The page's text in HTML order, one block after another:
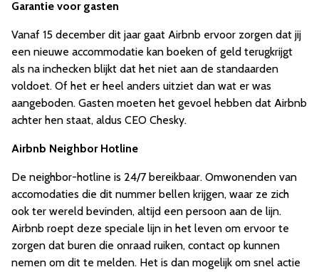
Garantie voor gasten
Vanaf 15 december dit jaar gaat Airbnb ervoor zorgen dat jij
een nieuwe accommodatie kan boeken of geld terugkrijgt
als na inchecken blijkt dat het niet aan de standaarden
voldoet. Of het er heel anders uitziet dan wat er was
aangeboden. Gasten moeten het gevoel hebben dat Airbnb
achter hen staat, aldus CEO Chesky.
Airbnb Neighbor Hotline
De neighbor-hotline is 24/7 bereikbaar. Omwonenden van
accomodaties die dit nummer bellen krijgen, waar ze zich
ook ter wereld bevinden, altijd een persoon aan de lijn.
Airbnb roept deze speciale lijn in het leven om ervoor te
zorgen dat buren die onraad ruiken, contact op kunnen
nemen om dit te melden. Het is dan mogelijk om snel actie